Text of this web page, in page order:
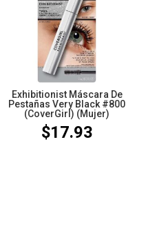
Exhibitionist Máscara De
Pestañas Very Black #800
(CoverGirl) (Mujer)
$17.93